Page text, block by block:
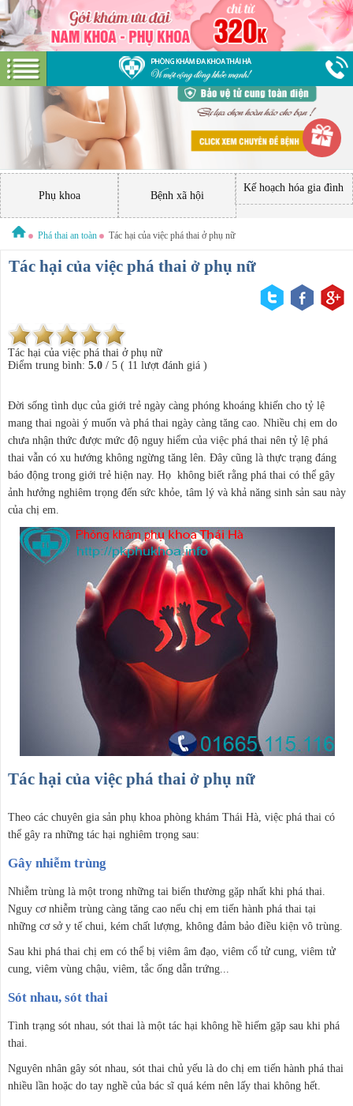
Phụ khoa Bệnh xã hội
Kế hoạch hóa gia đình
Phá thai an toàn Tác hại của việc phá thai ở phụ nữ
Tác hại của việc phá thai ở phụ nữ
Tác hại của việc phá thai ở phụ nữ
Điểm trung bình: 5.0/ 5( 11 lượt đánh giá )
Đời sống tình dục của giới trẻ ngày càng phóng khoáng khiến cho tỷ lệ
mang thai ngoài ý muốn và phá thai ngày càng tăng cao. Nhiều chị em do
chưa nhận thức được mức độ nguy hiểm của việc phá thai nên tỷ lệ phá
thai vẫn có xu hướng không ngừng tăng lên. Đây cũng là thực trạng đáng
báo động trong giới trẻ hiện nay. Họ không biết rằng phá thai có thể gây
ảnh hưởng nghiêm trọng đến sức khỏe, tâm lý và khả năng sinh sản sau này
của chị em.
Tác hại của việc phá thai ở phụ nữ
Theo các chuyên gia sản phụ khoa phòng khám Thái Hà, việc phá thai có
thể gây ra những tác hại nghiêm trọng sau:
Gây nhiễm trùng
Nhiễm trùng là một trong những tai biến thường gặp nhất khi phá thai.
Nguy cơ nhiễm trùng càng tăng cao nếu chị em tiến hành phá thai tại
những cơ sở y tế chui, kém chất lượng, không đảm bảo điều kiện vô trùng.
Sau khi phá thai chị em có thể bị viêm âm đạo, viêm cổ tử cung, viêm tử
cung, viêm vùng chậu, viêm, tắc ống dẫn trứng...
Sót nhau, sót thai
Tình trạng sót nhau, sót thai là một tác hại không hề hiếm gặp sau khi phá
thai.
Nguyên nhân gây sót nhau, sót thai chủ yếu là do chị em tiến hành phá thai
nhiều lần hoặc do tay nghề của bác sĩ quá kém nên lấy thai không hết.